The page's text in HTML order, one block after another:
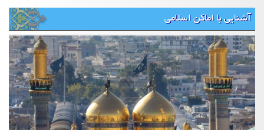
آشنایی با اماکن اسلامی